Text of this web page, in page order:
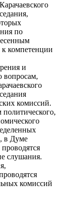
по
к компетенции
и
вопросам,
комиссий.
в Думе
проводятся
слушания.
комиссий